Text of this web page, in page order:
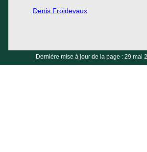
Denis Froidevaux
Dernière mise à jour de la page : 29 mai